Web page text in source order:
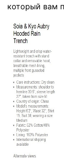
который вам